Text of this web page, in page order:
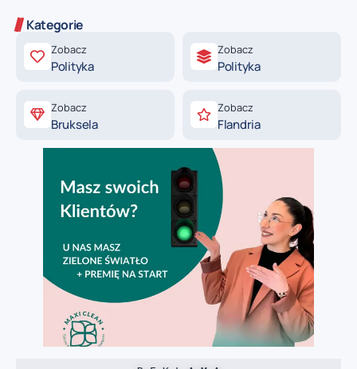
Kategorie
Zobacz
Polityka
Zobacz
Polityka
Zobacz
Bruksela
Zobacz
Flandria